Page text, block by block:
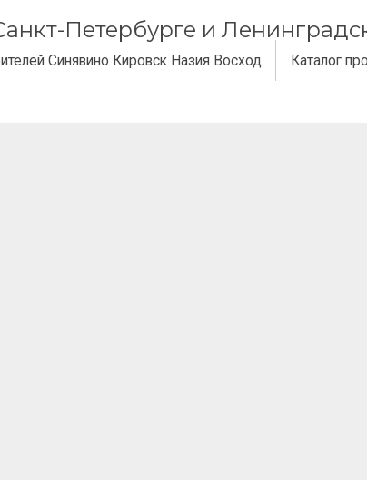
Петербурге и
Синявино Кировск Назия Восход Каталог